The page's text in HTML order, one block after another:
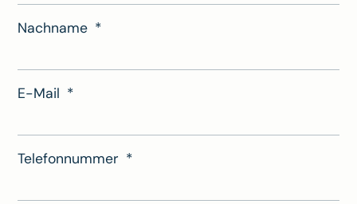
Nachname
E-Mail
Telefonnummer